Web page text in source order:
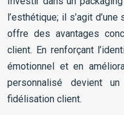
l’esthétique; il s’agit
offre des avantages
client. En renforçant
émotionnel et en
personnalisé devient
fidélisation client.